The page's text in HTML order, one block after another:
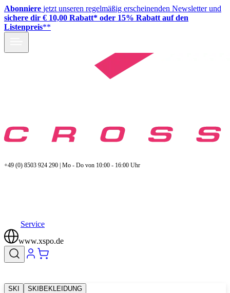
Abonniere jetzt unseren regelmäßig erscheinenden Newsletter und
sichere dir € 10,00 Rabatt* oder 15% Rabatt auf den
Listenpreis**
+49 (0) 8503 924 290 | Mo - Do von 10:00 - 16:00 Uhr
Service
www.xspo.de
SKI SKIBEKLEIDUNG